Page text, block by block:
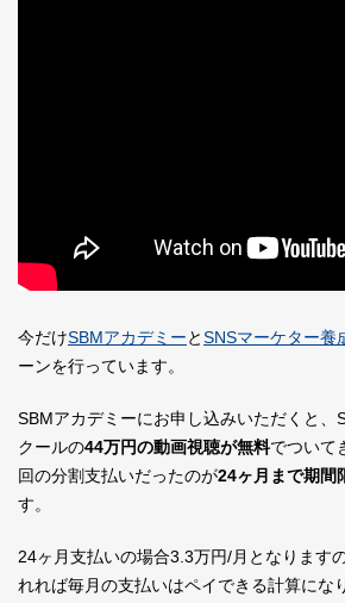
今だけSBMアカデミーとSNSマーケター養
ーンを行っています。
SBMアカデミーにお申し込みいただくと、
クールの44万円の動画視聴が無料でついて
回の分割支払いだったのが24ヶ月まで期間
す。
24ヶ月支払いの場合3.3万円/月となります
れれば毎月の支払いはペイできる計算にな